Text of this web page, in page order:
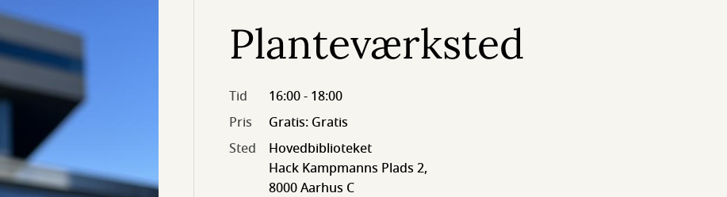
Planteværksted
Tid
16:00 - 18:00
Pris
Gratis: Gratis
Sted
Hovedbiblioteket
Hack Kampmanns Plads 2,
8000 Aarhus C